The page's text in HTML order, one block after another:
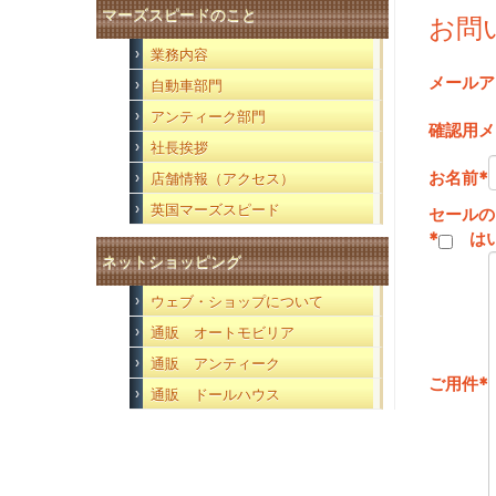
マーズスピードのこと
業務内容
自動車部門
アンティーク部門
社長挨拶
店舗情報（アクセス）
英国マーズスピード
ネットショッピング
ウェブ・ショップについて
通販 オートモビリア
通販 アンティーク
通販 ドールハウス
お問
メール
確認用
お名前*
セール
*
ご用件*